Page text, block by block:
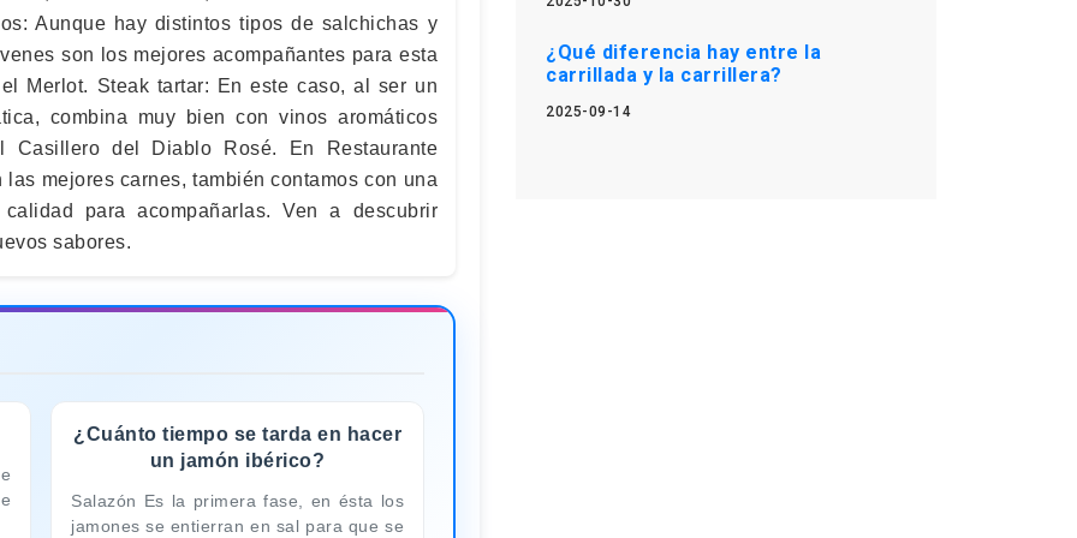
Aunque hay distintos tipos de salchichas y
son los mejores acompañantes para esta
Merlot. Steak tartar: En este caso, al ser un
combina muy bien con vinos aromáticos
Casillero del Diablo Rosé. En Restaurante
mejores carnes, también contamos con una
para acompañarlas. Ven a descubrir
sabores.
¿Cuánto tiempo se tarda en hacer
un jamón ibérico?
Salazón Es la primera fase, en ésta los
jamones se entierran en sal para que se
¿Qué diferencia hay entre la
carrillada y la carrillera?
2025-09-14